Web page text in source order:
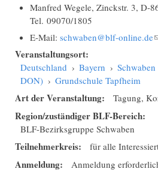
Manfred Wegele, Zinckstr. 3, D-
Tel. 09070/1805
E-Mail: schwaben@blf-online.de
Veranstaltungsort:
Deutschland › Bayern › Schwaben
DON) › Grundschule Tapfheim
Art der Veranstaltung: Tagung,
Region/zuständiger BLF-Bereich:
BLF-Bezirksgruppe Schwaben
Teilnehmerkreis: für alle
Anmeldung: Anmeldung